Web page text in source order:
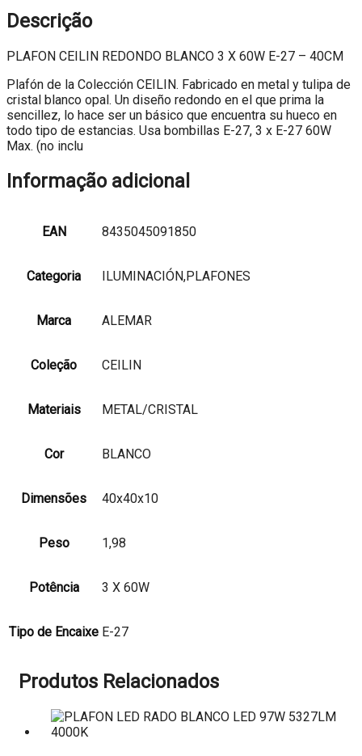
E-
-
Descrição
PLAFON CEILIN REDONDO BLANCO 3 X 60W E-27 – 40CM
Plafón de la Colección CEILIN. Fabricado en metal y tulipa de
cristal blanco opal. Un diseño redondo en el que prima la
sencillez, lo hace ser un básico que encuentra su hueco en
todo tipo de estancias. Usa bombillas E-27, 3 x E-27 60W
Max. (no inclu
Informação adicional
EAN 8435045091850
Categoria ILUMINACIÓN,PLAFONES
Marca ALEMAR
Coleção CEILIN
Materiais METAL/CRISTAL
Cor BLANCO
Dimensões 40x40x10
Peso 1,98
Potência 3 X 60W
Tipo de Encaixe E-27
Produtos Relacionados